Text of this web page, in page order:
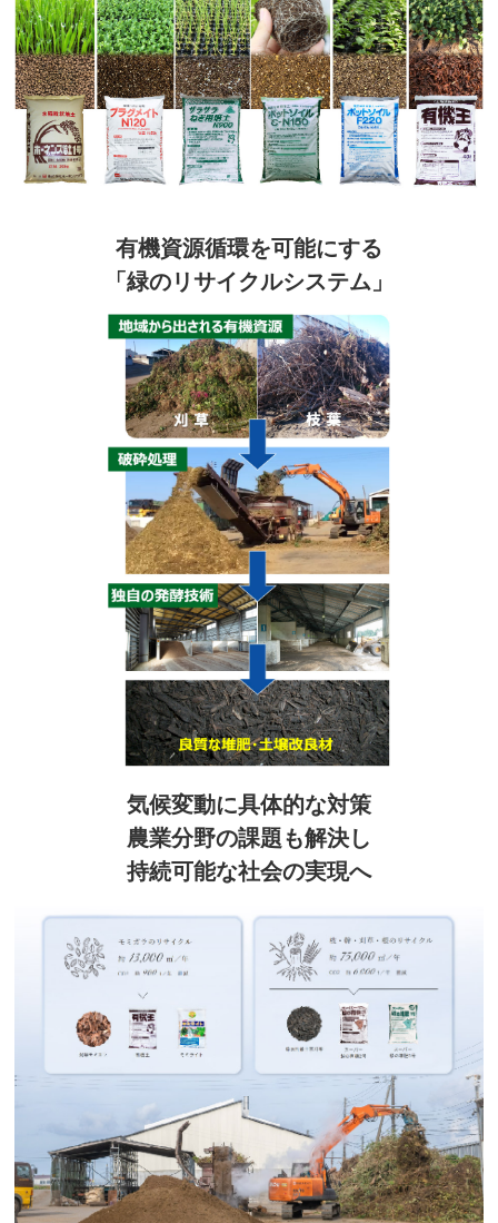
有機資源循環を可能にする
「緑のリサイクルシステム」
気候変動に具体的な対策
農業分野の課題も解決し
持続可能な社会の実現へ